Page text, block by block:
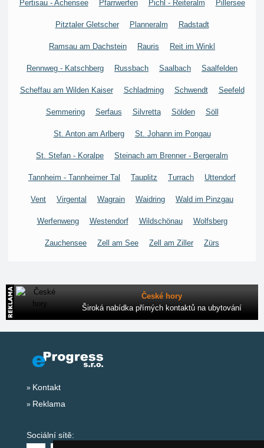
Pertisau - Achensee Pfarrwerfen Pichl - Reiteralm Pillersee
Pitztaler Gletscher Planneralm Radstadt
Ramsau am Dachstein Rauris Reit im Winkl
Rennweg - Katschberg Russbach Saalbach Saalfelden
Scheffau am Wilden Kaiser Schladming Schwendt Seefeld
Semmering Serfaus Silvretta Sölden Söll
St. Anton am Arlberg St. Johann im Pongau
St. Stefan - Koralpe Steinach am Brenner - Bergeralm
Tannheim - Tannheimer Tal Tauplitz Turrach Uttendorf
Vent Virgental Wagrain Waidring Wald im Pinzgau
Werfenweng Westendorf Wildschönau Wolfsberg
Zauchensee Zell am See Zell am Ziller Zürs
České hory
Široká nabídka přímých kontaktů na ubytování
Kontakt
Reklama
Sociální sítě: